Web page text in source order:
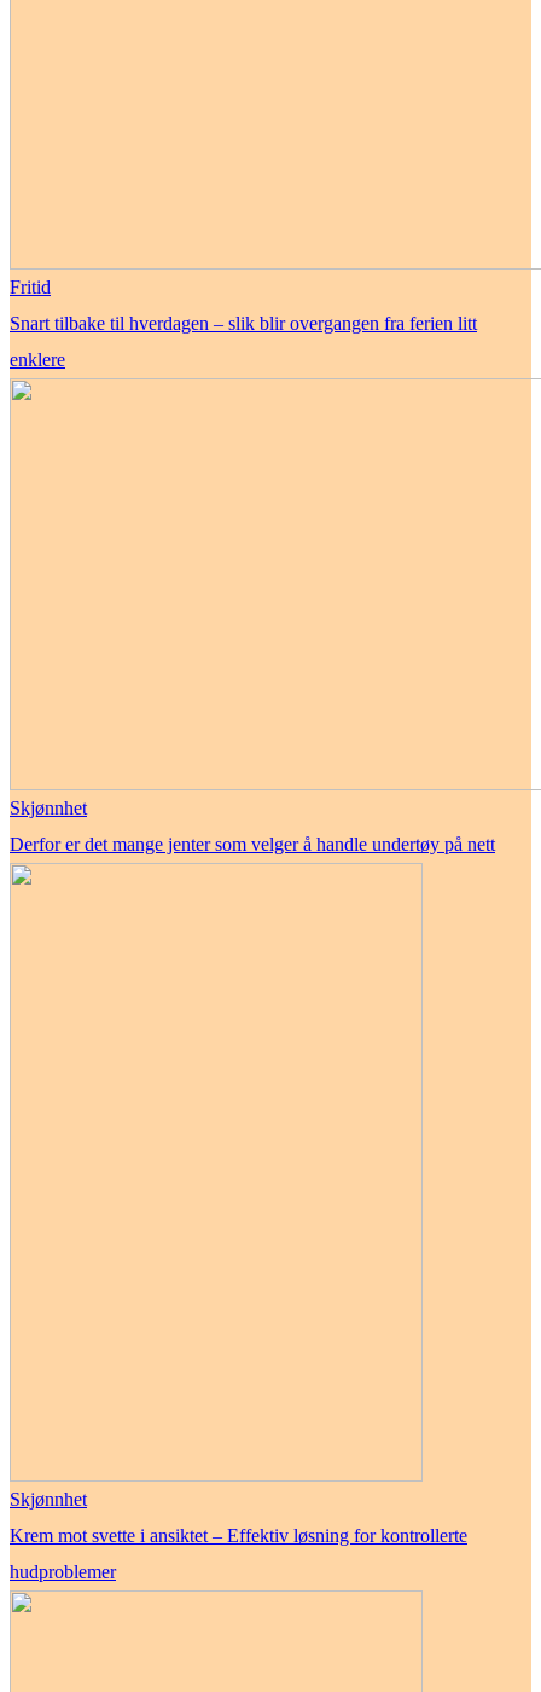
Fritid
Snart tilbake til hverdagen – slik blir overgangen fra ferien litt
enklere
Skjønnhet
Derfor er det mange jenter som velger å handle undertøy på nett
Skjønnhet
Krem mot svette i ansiktet – Effektiv løsning for kontrollerte
hudproblemer